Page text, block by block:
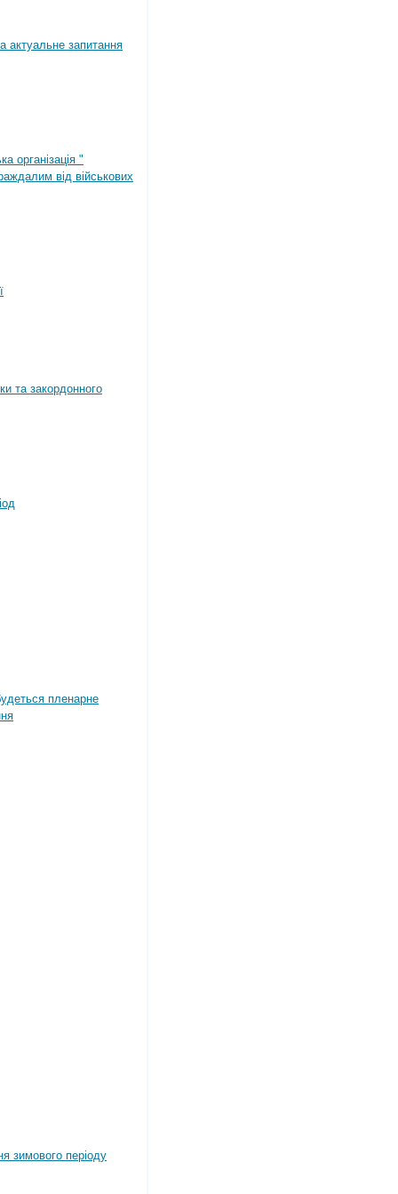
актуальне запитання
організація "
від військових
та закордонного
пленарне
зимового періоду